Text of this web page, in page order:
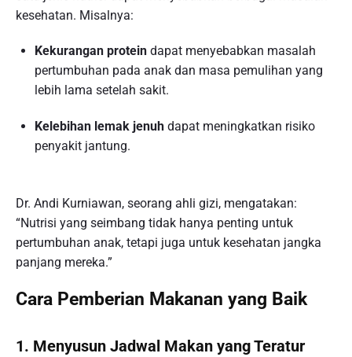
kesehatan. Misalnya:
Kekurangan protein dapat menyebabkan masalah
pertumbuhan pada anak dan masa pemulihan yang
lebih lama setelah sakit.
Kelebihan lemak jenuh dapat meningkatkan risiko
penyakit jantung.
Dr. Andi Kurniawan, seorang ahli gizi, mengatakan:
“Nutrisi yang seimbang tidak hanya penting untuk
pertumbuhan anak, tetapi juga untuk kesehatan jangka
panjang mereka.”
Cara Pemberian Makanan yang Baik
1. Menyusun Jadwal Makan yang Teratur